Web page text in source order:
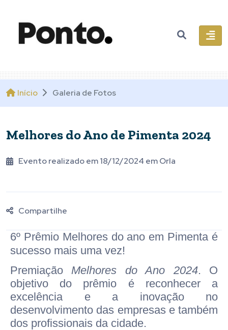
Início Galeria de Fotos
Melhores do Ano de Pimenta 2024
Evento realizado em 18/12/2024 em Orla
Compartilhe
6º Prêmio Melhores do ano em Pimenta é
sucesso mais uma vez!
PremiaçãoMelhores do Ano 2024. O
objetivo do prêmio é reconhecer a
excelência e a inovação no
desenvolvimento das empresas e também
dos profissionais da cidade.